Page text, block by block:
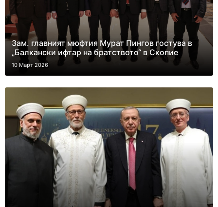
Зам. главният мюфтия Мурат Пингов гостува в
„Балкански ифтар на братството“ в Скопие
10 Март 2026